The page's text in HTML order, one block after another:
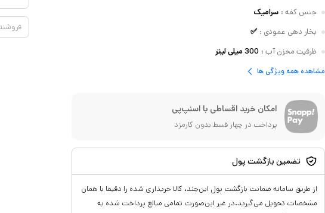
جنس کفه : سرامیک
بخار دهی عمودی :
✅
ظرفیت مخزن آب : 300 میلی لیتر
مشاهده همه ویژگی ها
امکان خرید اقساطی با اسنپ‌پی
پرداخت در چهار قسط بدون کارمزد
تضمین بازگشت پول
از طریق سامانه ضمانت بازگشت پول این‌چند، کالا خریداری شده را دقیقا با همان
مشخصات تحویل می‌گیرید.در غیر این‌صورت تمامی مبالغ پرداخت شده به